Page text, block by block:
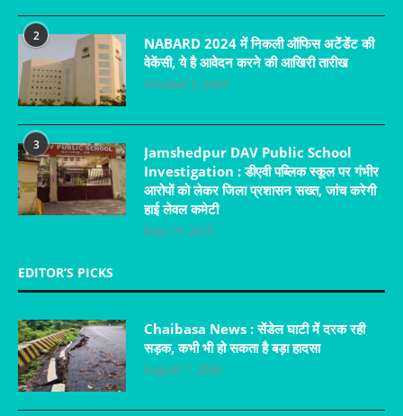
2
NABARD 2024 में निकली ऑफिस अटेंडेंट की
वेकेंसी, ये है आवेदन करने की आखिरी तारीख
October 2, 2024
3
Jamshedpur DAV Public School
Investigation : डीएवी पब्लिक स्कूल पर गंभीर
आरोपों को लेकर जिला प्रशासन सख्त, जांच करेगी
हाई लेवल कमेटी
May 19, 2025
EDITOR’S PICKS
Chaibasa News : सेंडेल घाटी में दरक रही
सड़क, कभी भी हो सकता है बड़ा हादसा
August 7, 2026